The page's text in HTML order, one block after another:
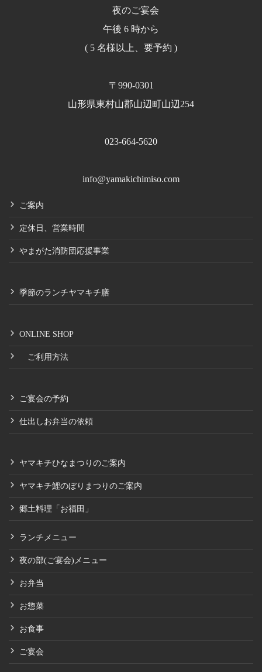
夜のご宴会
午後 6 時から
( 5 名様以上、要予約 )
〒990-0301
山形県東村山郡山辺町山辺254
023-664-5620
info@yamakichimiso.com
ご案内
定休日、営業時間
やまがた消防団応援事業
季節のランチヤマキチ膳
ONLINE SHOP
ご利用方法
ご宴会の予約
仕出しお弁当の依頼
ヤマキチひなまつりのご案内
ヤマキチ鯉のぼりまつりのご案内
郷土料理「お福田」
ランチメニュー
夜の部(ご宴会)メニュー
お弁当
お惣菜
お食事
ご宴会